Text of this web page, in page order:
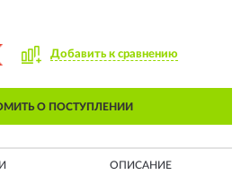
Добавить к сравнению
О ПОСТУПЛЕНИИ
ОПИСАНИЕ